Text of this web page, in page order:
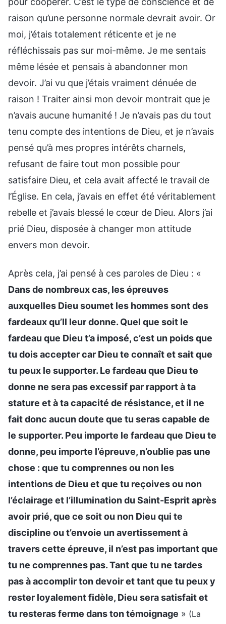
raison qu’une personne normale devrait avoir. Or
moi, j’étais totalement réticente et je ne
réfléchissais pas sur moi-même. Je me sentais
même lésée et pensais à abandonner mon
devoir. J’ai vu que j’étais vraiment dénuée de
raison ! Traiter ainsi mon devoir montrait que je
n’avais aucune humanité ! Je n’avais pas du tout
tenu compte des intentions de Dieu, et je n’avais
pensé qu’à mes propres intérêts charnels,
refusant de faire tout mon possible pour
satisfaire Dieu, et cela avait affecté le travail de
l’Église. En cela, j’avais en effet été véritablement
rebelle et j’avais blessé le cœur de Dieu. Alors j’ai
prié Dieu, disposée à changer mon attitude
envers mon devoir.
Après cela, j’ai pensé à ces paroles de Dieu : «
Dans de nombreux cas, les épreuves
auxquelles Dieu soumet les hommes sont des
fardeaux qu’Il leur donne. Quel que soit le
fardeau que Dieu t’a imposé, c’est un poids que
tu dois accepter car Dieu te connaît et sait que
tu peux le supporter. Le fardeau que Dieu te
donne ne sera pas excessif par rapport à ta
stature et à ta capacité de résistance, et il ne
fait donc aucun doute que tu seras capable de
le supporter. Peu importe le fardeau que Dieu te
donne, peu importe l’épreuve, n’oublie pas une
chose : que tu comprennes ou non les
intentions de Dieu et que tu reçoives ou non
l’éclairage et l’illumination du Saint-Esprit après
avoir prié, que ce soit ou non Dieu qui te
discipline ou t’envoie un avertissement à
travers cette épreuve, il n’est pas important que
tu ne comprennes pas. Tant que tu ne tardes
pas à accomplir ton devoir et tant que tu peux y
rester loyalement fidèle, Dieu sera satisfait et
tu resteras ferme dans ton témoignage » (La